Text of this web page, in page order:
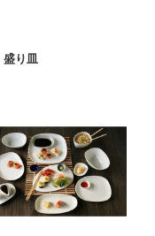
盛り皿